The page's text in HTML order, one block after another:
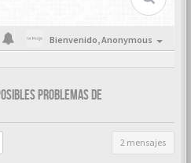
Bienvenido,Anonymous
PROBLEMAS DE
2 mensajes